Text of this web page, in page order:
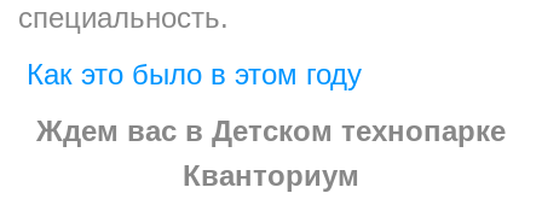
специальность.
Как это было в этом году
Ждем вас в Детском технопарке
Кванториум